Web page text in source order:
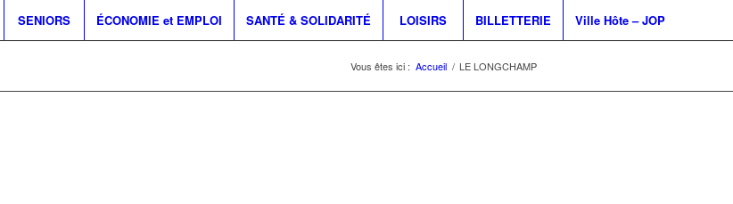
SENIORS ÉCONOMIE et EMPLOI SANTÉ & SOLIDARITÉ LOISIRS BILLETTERIE Ville Hôte – JOP
Vous êtes ici : Accueil / LE LONGCHAMP